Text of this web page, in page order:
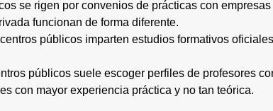
se rigen por convenios de prácticas con
funcionan de forma diferente.
públicos imparten estudios formativos
públicos suele escoger perfiles de profesores
con mayor experiencia práctica y no tan teórica.